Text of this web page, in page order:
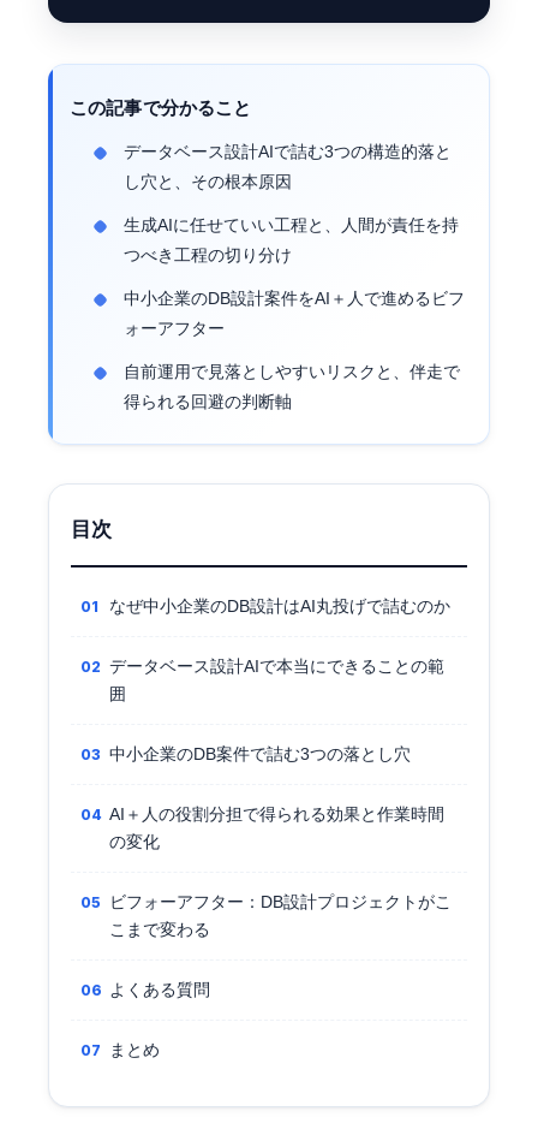
この記事で分かること
データベース設計AIで詰む3つの構造的落と
し穴と、その根本原因
生成AIに任せていい工程と、人間が責任を持
つべき工程の切り分け
中小企業のDB設計案件をAI＋人で進めるビフ
ォーアフター
自前運用で見落としやすいリスクと、伴走で
得られる回避の判断軸
目次
なぜ中小企業のDB設計はAI丸投げで詰むのか
データベース設計AIで本当にできることの範
囲
中小企業のDB案件で詰む3つの落とし穴
AI＋人の役割分担で得られる効果と作業時間
の変化
ビフォーアフター：DB設計プロジェクトがこ
こまで変わる
よくある質問
まとめ